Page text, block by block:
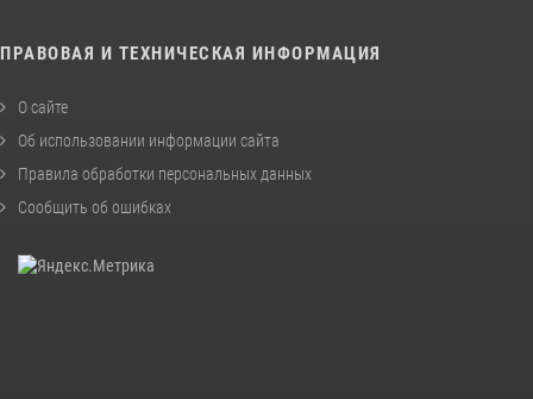
ПРАВОВАЯ И ТЕХНИЧЕСКАЯ ИНФОРМАЦИЯ
О сайте
Об использовании информации сайта
Правила обработки персональных данных
Сообщить об ошибках